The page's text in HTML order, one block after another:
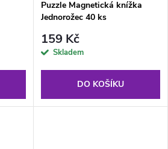
Puzzle Magnetická knížka
Jednorožec 40 ks
159 Kč
Skladem
DO KOŠÍKU